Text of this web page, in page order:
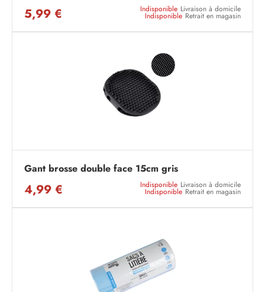
5,99 € Indisponible Livraison à domicile
Indisponible Retrait en magasin
Gant brosse double face 15cm gris
4,99 € Indisponible Livraison à domicile
Indisponible Retrait en magasin